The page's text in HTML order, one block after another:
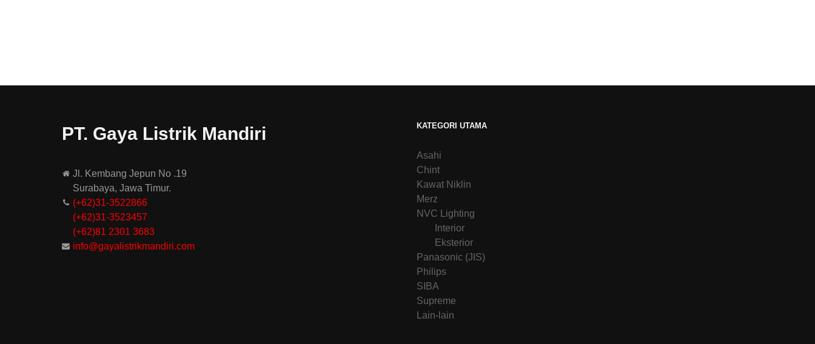
PT. Gaya Listrik Mandiri
Jl. Kembang Jepun No .19
Surabaya, Jawa Timur.
(+62)31-3522866
(+62)31-3523457
(+62)81 2301 3683
info@gayalistrikmandiri.com
KATEGORI UTAMA
Asahi
Chint
Kawat Niklin
Merz
NVC Lighting
Interior
Eksterior
Panasonic (JIS)
Philips
SIBA
Supreme
Lain-lain